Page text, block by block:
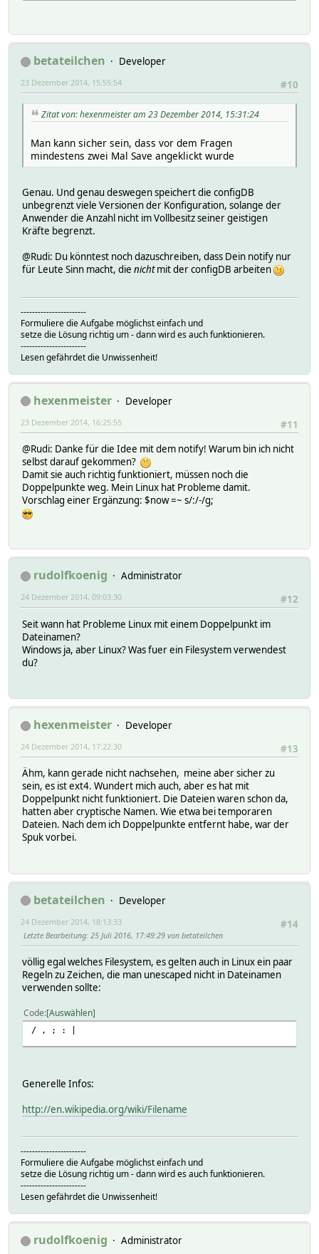
betateilchen
Developer
#10
23 Dezember 2014, 15:55:54
Zitat von: hexenmeister am 23 Dezember 2014, 15:31:24
Man kann sicher sein, dass vor dem Fragen
mindestens zwei Mal Save angeklickt wurde
Genau. Und genau deswegen speichert die configDB
unbegrenzt viele Versionen der Konfiguration, solange der
Anwender die Anzahl nicht im Vollbesitz seiner geistigen
Kräfte begrenzt.
@Rudi: Du könntest noch dazuschreiben, dass Dein notify nur
für Leute Sinn macht, die nichtmit der configDB arbeiten
-----------------------
Formuliere die Aufgabe möglichst einfach und
setze die Lösung richtig um - dann wird es auch funktionieren.
-----------------------
Lesen gefährdet die Unwissenheit!
hexenmeister
Developer
#11
23 Dezember 2014, 16:25:55
@Rudi: Danke für die Idee mit dem notify! Warum bin ich nicht
selbst darauf gekommen?
Damit sie auch richtig funktioniert, müssen noch die
Doppelpunkte weg. Mein Linux hat Probleme damit.
Vorschlag einer Ergänzung: $now =~ s/:/-/g;
rudolfkoenig
Administrator
#12
24 Dezember 2014, 09:03:30
Seit wann hat Probleme Linux mit einem Doppelpunkt im
Dateinamen?
Windows ja, aber Linux? Was fuer ein Filesystem verwendest
du?
hexenmeister
Developer
#13
24 Dezember 2014, 17:22:30
Ähm, kann gerade nicht nachsehen, meine aber sicher zu
sein, es ist ext4. Wundert mich auch, aber es hat mit
Doppelpunkt nicht funktioniert. Die Dateien waren schon da,
hatten aber cryptische Namen. Wie etwa bei temporaren
Dateien. Nach dem ich Doppelpunkte entfernt habe, war der
Spuk vorbei.
betateilchen
Developer
#14
24 Dezember 2014, 18:13:33
Letzte Bearbeitung: 25 Juli 2016, 17:49:29 von betateilchen
völlig egal welches Filesystem, es gelten auch in Linux ein paar
Regeln zu Zeichen, die man unescaped nicht in Dateinamen
verwenden sollte:
Code Auswählen
/ , ; : |
Generelle Infos:
http://en.wikipedia.org/wiki/Filename
-----------------------
Formuliere die Aufgabe möglichst einfach und
setze die Lösung richtig um - dann wird es auch funktionieren.
-----------------------
Lesen gefährdet die Unwissenheit!
rudolfkoenig Administrator